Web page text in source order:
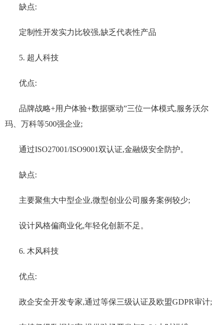
缺点:
定制性开发实力比较强,缺乏代表性产品
5. 超人科技
优点:
品牌战略+用户体验+数据驱动”三位一体模式,服务沃尔
玛、万科等500强企业;
通过ISO27001/ISO9001双认证,金融级安全防护。
缺点:
主要聚焦大中型企业,微型创业公司服务案例较少;
设计风格偏商业化,年轻化创新不足。
6. 木风科技
优点:
政企安全开发专家,通过等保三级认证及欧盟GDPR审计;